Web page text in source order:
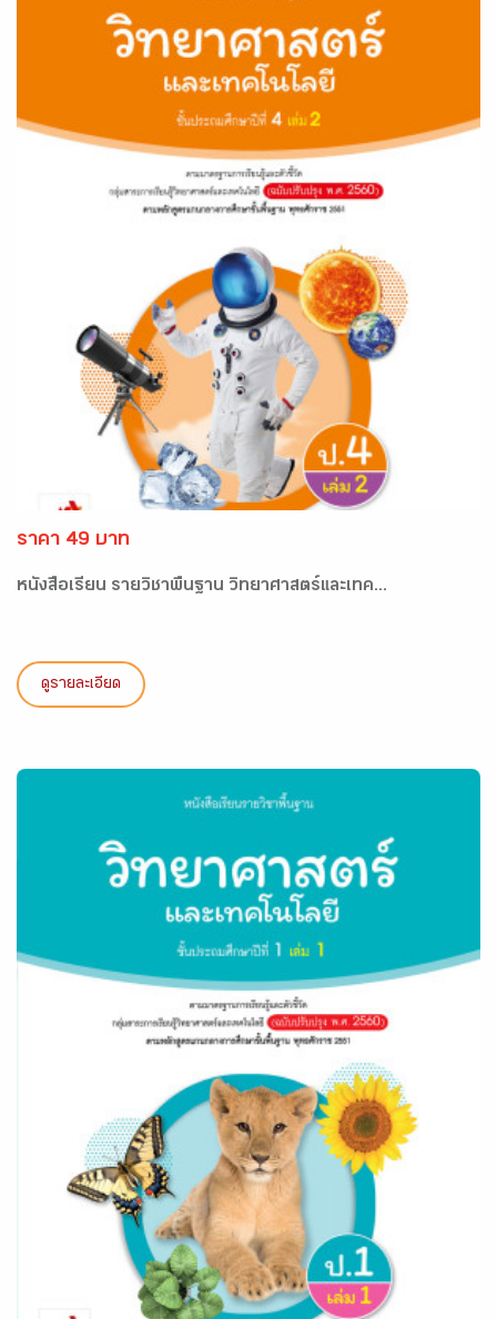
ราคา 49 บาท
หนังสือเรียน รายวิชาพื้นฐาน วิทยาศาสตร์และเทค...
ดูรายละเอียด